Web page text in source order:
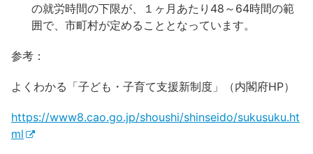
の就労時間の下限が、１ヶ月あたり48～64時間の範
囲で、市町村が定めることとなっています。
参考：
よくわかる「子ども・子育て支援新制度」（内閣府HP）
https://www8.cao.go.jp/shoushi/shinseido/sukusuku.ht
ml